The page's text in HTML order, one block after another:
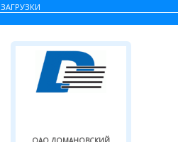
ЗАГРУЗКИ